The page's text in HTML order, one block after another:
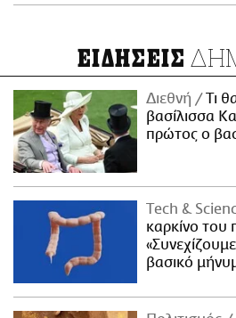
ΕΙΔΗΣΕΙΣ
Διεθνή
Τι
βασίλισσα
πρώτος ο
Τech &
καρκίνο του
βασικό